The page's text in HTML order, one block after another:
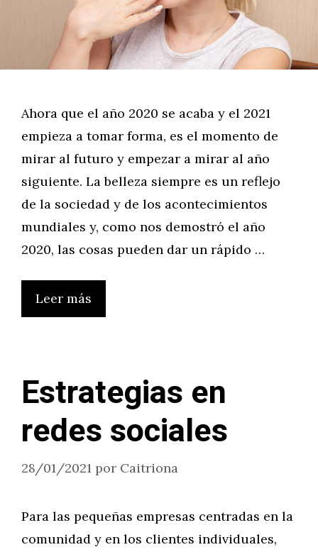
Ahora que el año 2020 se acaba y el 2021
empieza a tomar forma, es el momento de
mirar al futuro y empezar a mirar al año
siguiente. La belleza siempre es un reflejo
de la sociedad y de los acontecimientos
mundiales y, como nos demostró el año
2020, las cosas pueden dar un rápido …
Leer más
Estrategias en
redes sociales
28/01/2021 por Caitriona
Para las pequeñas empresas centradas en la
comunidad y en los clientes individuales,